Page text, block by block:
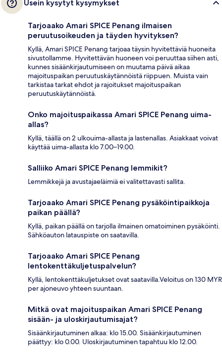
Usein kysytyt kysymykset
Tarjoaako Amari SPICE Penang ilmaisen
peruutusoikeuden ja täyden hyvityksen?
Kyllä, Amari SPICE Penang tarjoaa täysin hyvitettäviä huoneita
sivustollamme. Hyvitettävän huoneen voi peruuttaa siihen asti,
kunnes sisäänkirjautumiseen on muutama päivä aikaa
majoituspaikan peruutuskäytännöistä riippuen. Muista vain
tarkistaa tarkat ehdot ja rajoitukset majoituspaikan
peruutuskäytännöistä.
Onko majoituspaikassa Amari SPICE Penang uima-
allas?
Kyllä, täällä on 2 ulkouima-allasta ja lastenallas. Asiakkaat voivat
käyttää uima-allasta klo 7.00–19.00.
Salliiko Amari SPICE Penang lemmikit?
Lemmikkejä ja avustajaeläimiä ei valitettavasti sallita.
Tarjoaako Amari SPICE Penang pysäköintipaikkoja
paikan päällä?
Kyllä, paikan päällä on tarjolla ilmainen omatoiminen pysäköinti.
Sähköauton latauspiste on saatavilla.
Tarjoaako Amari SPICE Penang
lentokenttäkuljetuspalvelun?
Kyllä, lentokenttäkuljetukset ovat saatavilla.Veloitus on 130 MYR
per ajoneuvo yhteen suuntaan.
Mitkä ovat majoituspaikan Amari SPICE Penang
sisään- ja uloskirjautumisajat?
Sisäänkirjautuminen alkaa: klo 15.00. Sisäänkirjautuminen
päättyy: klo 0.00. Uloskirjautuminen tapahtuu klo 12.00.